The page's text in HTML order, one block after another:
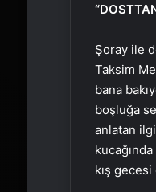
Şoray ile
Taksim
bana
boşluğa
anlatan
kış